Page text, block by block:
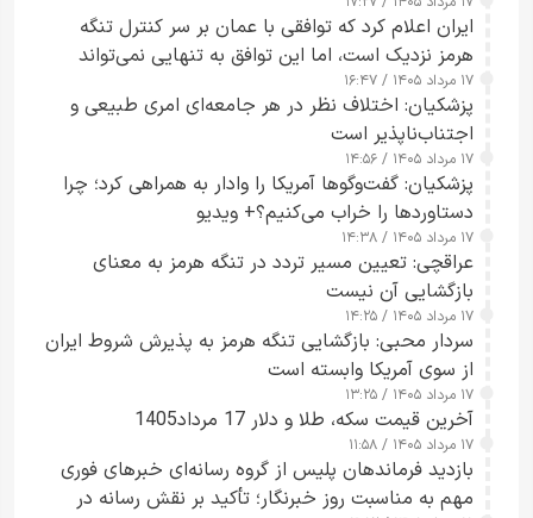
ایران اعلام کرد که توافقی با عمان بر سر کنترل تنگه
هرمز نزدیک است، اما این توافق به تنهایی نمی‌تواند
آبراه را آزاد کند
۱۷ مرداد ۱۴۰۵ / ۱۶:۴۷
پزشکیان: اختلاف نظر در هر جامعه‌ای امری طبیعی و
اجتناب‌ناپذیر است
۱۷ مرداد ۱۴۰۵ / ۱۴:۵۶
پزشکیان: گفت‌وگوها آمریکا را وادار به همراهی کرد؛ چرا
دستاوردها را خراب می‌کنیم؟+ ویدیو
۱۷ مرداد ۱۴۰۵ / ۱۴:۳۸
عراقچی: تعیین مسیر تردد در تنگه هرمز به معنای
بازگشایی آن نیست
۱۷ مرداد ۱۴۰۵ / ۱۴:۲۵
سردار محبی: بازگشایی تنگه هرمز به پذیرش شروط ایران
از سوی آمریکا وابسته است
۱۷ مرداد ۱۴۰۵ / ۱۳:۲۵
آخرین قیمت سکه، طلا و دلار 17 مرداد1405
۱۷ مرداد ۱۴۰۵ / ۱۱:۵۸
بازدید فرماندهان پلیس از گروه رسانه‌ای خبرهای فوری
مهم به مناسبت روز خبرنگار؛ تأکید بر نقش رسانه در